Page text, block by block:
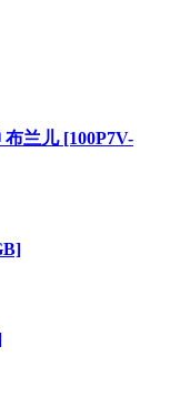
兰儿 [100P7V-